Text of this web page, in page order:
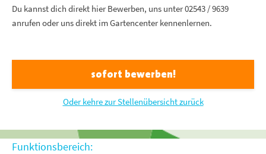
Du kannst dich direkt hier Bewerben, uns unter 02543 / 9639
anrufen oder uns direkt im Gartencenter kennenlernen.
sofort bewerben!
Oder kehre zur Stellenübersicht zurück
Funktionsbereich: